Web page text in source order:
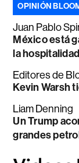
OPINIÓN
Juan Pablo
México está
la hospitalidad
Editores de
Kevin Warsh
Liam Denning
Un Trump
grandes